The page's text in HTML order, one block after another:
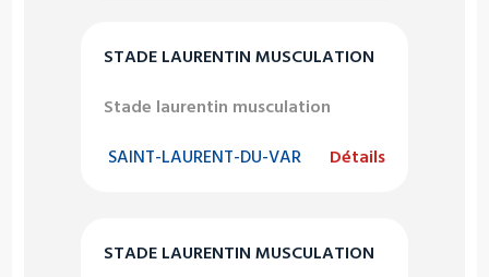
STADE LAURENTIN MUSCULATION
Stade laurentin musculation
SAINT-LAURENT-DU-VAR Détails
STADE LAURENTIN MUSCULATION